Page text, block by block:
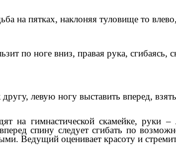
на пятках, наклоняя туловище то
по ноге вниз, правая рука, сгибаясь,
левую ногу выставить вперед,
на гимнастической скамейке, руки
спину следует сгибать по
Ведущий оценивает красоту и